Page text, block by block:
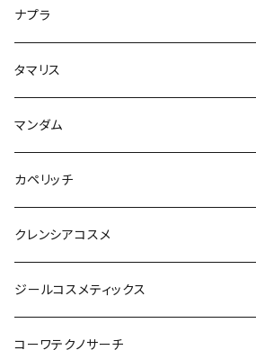
ナプラ
タマリス
マンダム
カペリッチ
クレンシアコスメ
ジールコスメティックス
コーワテクノサーチ